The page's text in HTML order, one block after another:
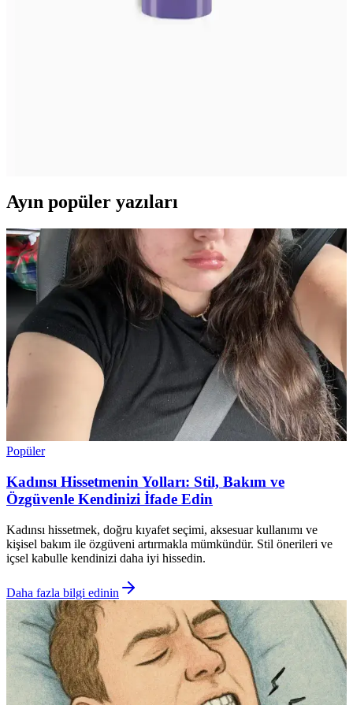
Güçlü içeriklerle göğüs sağlığını ve görünümünü iyileştiren göğüs
Ayın popüler yazıları
Popüler
Kadınsı Hissetmenin Yolları: Stil, Bakım ve
Özgüvenle Kendinizi İfade Edin
Kadınsı hissetmek, doğru kıyafet seçimi, aksesuar kullanımı ve
kişisel bakım ile özgüveni artırmakla mümkündür. Stil önerileri ve
içsel kabulle kendinizi daha iyi hissedin.
Daha fazla bilgi edinin